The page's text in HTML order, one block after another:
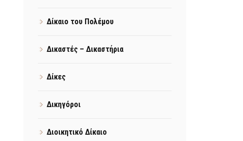
Δίκαιο του Πολέμου
Δικαστές – Δικαστήρια
Δίκες
Δικηγόροι
Διοικητικό Δίκαιο